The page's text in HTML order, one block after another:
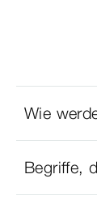
Wie
Begriffe,